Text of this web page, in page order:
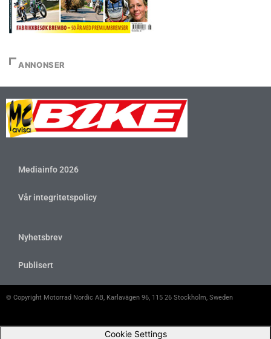
ANNONSER
Mediainfo 2026
Vår integritetspolicy
Nyhetsbrev
Publisert
© Copyright Motorrad Nordic AB, Karlavägen 96, 115 26 Stockholm, Sweden
Cookie Settings